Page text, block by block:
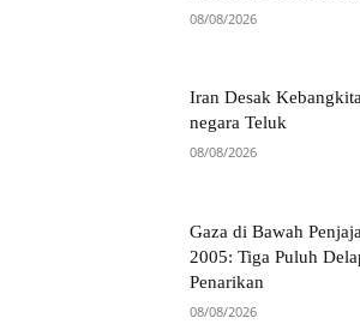
08/08/2026
Iran Desak
negara Teluk
08/08/2026
Gaza di Bawah
2005: Tiga Puluh
Penarikan
08/08/2026